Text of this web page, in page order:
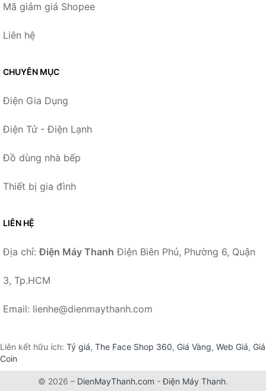
Mã giảm giá Shopee
Liên hệ
CHUYÊN MỤC
Điện Gia Dụng
Điện Tử - Điện Lạnh
Đồ dùng nhà bếp
Thiết bị gia đình
LIÊN HỆ
Địa chỉ:Điện Máy Thanh Điện Biên Phủ, Phường 6, Quận
3, Tp.HCM
Email: lienhe@dienmaythanh.com
Liên kết hữu ích: Tỷ giá, The Face Shop 360, Giá Vàng, Web Giá, Giá
Coin
© 2026 – DienMayThanh.com -Điện Máy Thanh.